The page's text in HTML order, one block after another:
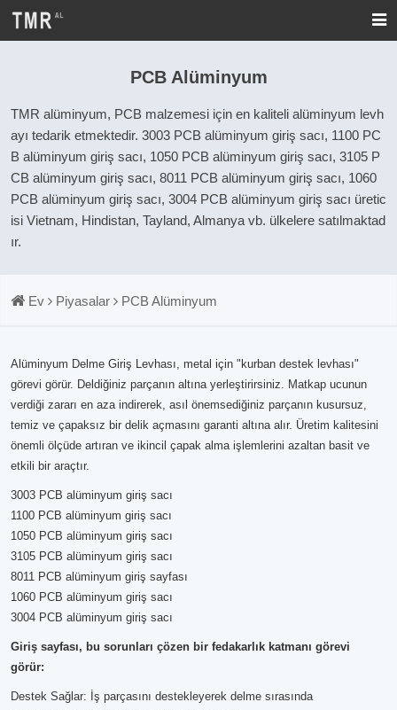
PCB Alüminyum
TMR alüminyum, PCB malzemesi için en kaliteli alüminyum levh
ayı tedarik etmektedir. 3003 PCB alüminyum giriş sacı, 1100 PC
B alüminyum giriş sacı, 1050 PCB alüminyum giriş sacı, 3105 P
CB alüminyum giriş sacı, 8011 PCB alüminyum giriş sacı, 1060
PCB alüminyum giriş sacı, 3004 PCB alüminyum giriş sacı üretic
isi Vietnam, Hindistan, Tayland, Almanya vb. ülkelere satılmaktad
ır.
Ev Piyasalar PCB Alüminyum
Alüminyum Delme Giriş Levhası, metal için "kurban destek levhası"
görevi görür. Deldiğiniz parçanın altına yerleştirirsiniz. Matkap ucunun
verdiği zararı en aza indirerek, asıl önemsediğiniz parçanın kusursuz,
temiz ve çapaksız bir delik açmasını garanti altına alır. Üretim kalitesini
önemli ölçüde artıran ve ikincil çapak alma işlemlerini azaltan basit ve
etkili bir araçtır.
3003 PCB alüminyum giriş sacı
1100 PCB alüminyum giriş sacı
1050 PCB alüminyum giriş sacı
3105 PCB alüminyum giriş sacı
8011 PCB alüminyum giriş sayfası
1060 PCB alüminyum giriş sacı
3004 PCB alüminyum giriş sacı
Giriş sayfası, bu sorunları çözen bir fedakarlık katmanı görevi
görür:
Destek Sağlar: İş parçasını destekleyerek delme sırasında